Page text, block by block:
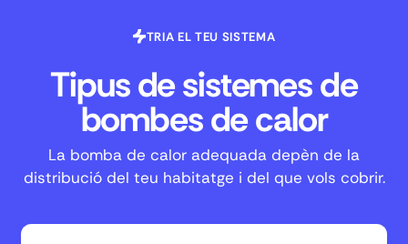
Tipus de sistemes de
bombes de calor
La bomba de calor adequada depèn de la
distribució del teu habitatge i del que vols cobrir.